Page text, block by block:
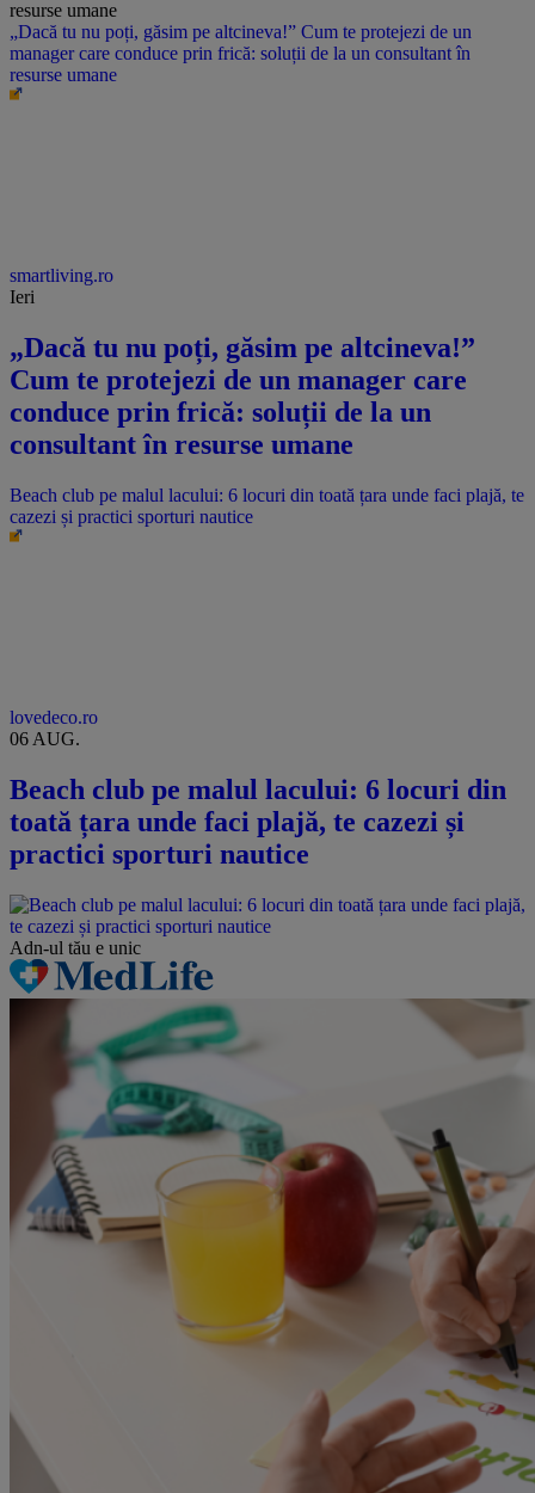
„Dacă tu nu poți, găsim pe altcineva!” Cum te protejezi de un
manager care conduce prin frică: soluții de la un consultant în
resurse umane
smartliving.ro
Ieri
„Dacă tu nu poți, găsim pe altcineva!”
Cum te protejezi de un manager care
conduce prin frică: soluții de la un
consultant în resurse umane
Beach club pe malul lacului: 6 locuri din toată țara unde faci plajă, te
cazezi și practici sporturi nautice
lovedeco.ro
06 AUG.
Beach club pe malul lacului: 6 locuri din
toată țara unde faci plajă, te cazezi și
practici sporturi nautice
Adn-ul tău e unic